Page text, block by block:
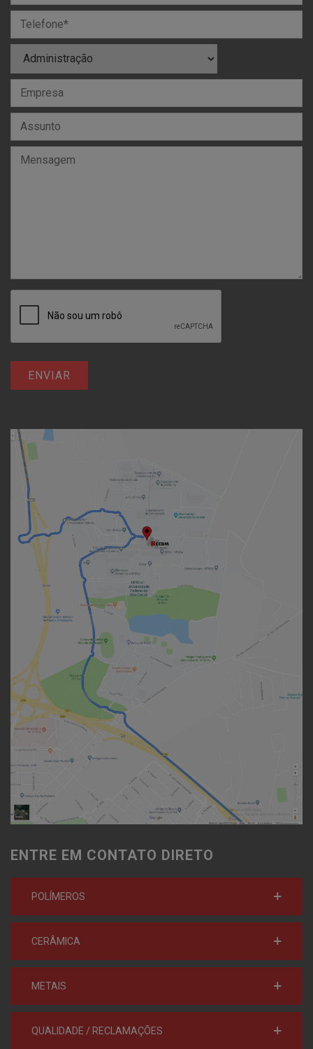
ENTRE EM CONTATO DIRETO
POLÍMEROS
CERÂMICA
METAIS
QUALIDADE / RECLAMAÇÕES